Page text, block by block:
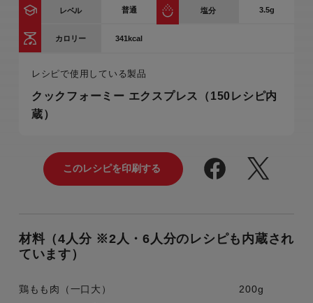
レベル 普通 塩分 3.5g
カロリー 341kcal
レシピで使用している製品
クックフォーミー エクスプレス（150レシピ内
蔵）
材料（4人分 ※2人・6人分のレシピも内蔵され
ています）
鶏もも肉（一口大）
200g